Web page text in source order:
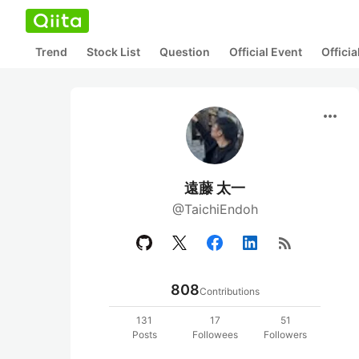
Trend Stock List Question Official Event
more_horiz
遠藤 太一
@TaichiEndoh
rss_feed
808Contributions
131
Posts
17
Followees
51
Followers